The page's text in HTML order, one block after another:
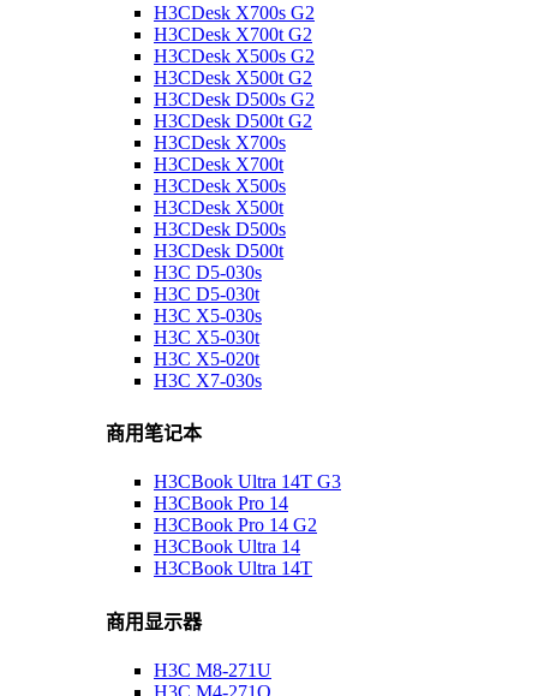
H3CDesk X700s G2
H3CDesk X700t G2
H3CDesk X500s G2
H3CDesk X500t G2
H3CDesk D500s G2
H3CDesk D500t G2
H3CDesk X700s
H3CDesk X700t
H3CDesk X500s
H3CDesk X500t
H3CDesk D500s
H3CDesk D500t
H3C D5-030s
H3C D5-030t
H3C X5-030s
H3C X5-030t
H3C X5-020t
H3C X7-030s
商用笔记本
H3CBook Ultra 14T G3
H3CBook Pro 14
H3CBook Pro 14 G2
H3CBook Ultra 14
H3CBook Ultra 14T
商用显示器
H3C M8-271U
H3C M4-271Q